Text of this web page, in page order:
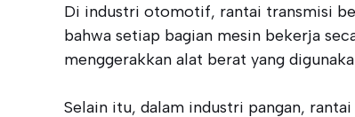
Di industri otomotif, rantai transmisi
bahwa setiap bagian mesin bekerja
menggerakkan alat berat yang
Selain itu, dalam industri pangan,